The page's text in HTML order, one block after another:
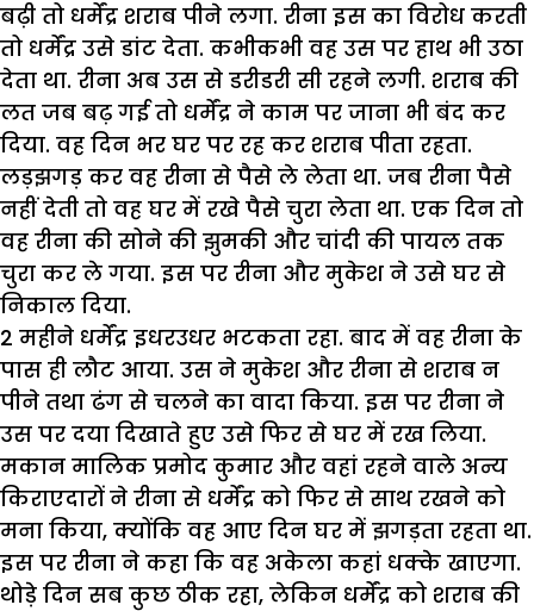
बढ़ी तो धर्मेंद्र शराब पीने लगा. रीना इस का विरोध करती
तो धर्मेंद्र उसे डांट देता. कभीकभी वह उस पर हाथ भी उठा
देता था. रीना अब उस से डरीडरी सी रहने लगी. शराब की
लत जब बढ़ गई तो धर्मेंद्र ने काम पर जाना भी बंद कर
दिया. वह दिन भर घर पर रह कर शराब पीता रहता.
लड़झगड़ कर वह रीना से पैसे ले लेता था. जब रीना पैसे
नहीं देती तो वह घर में रखे पैसे चुरा लेता था. एक दिन तो
वह रीना की सोने की झुमकी और चांदी की पायल तक
चुरा कर ले गया. इस पर रीना और मुकेश ने उसे घर से
निकाल दिया.
2 महीने धर्मेंद्र इधरउधर भटकता रहा. बाद में वह रीना के
पास ही लौट आया. उस ने मुकेश और रीना से शराब न
पीने तथा ढंग से चलने का वादा किया. इस पर रीना ने
उस पर दया दिखाते हुए उसे फिर से घर में रख लिया.
मकान मालिक प्रमोद कुमार और वहां रहने वाले अन्य
किराएदारों ने रीना से धर्मेंद्र को फिर से साथ रखने को
मना किया, क्योंकि वह आए दिन घर में झगड़ता रहता था.
इस पर रीना ने कहा कि वह अकेला कहां धक्के खाएगा.
थोड़े दिन सब कुछ ठीक रहा, लेकिन धर्मेंद्र को शराब की